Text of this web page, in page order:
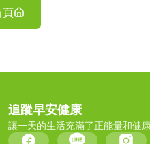
頁
追蹤早安健康
讓一天的生活充滿了正能量和健